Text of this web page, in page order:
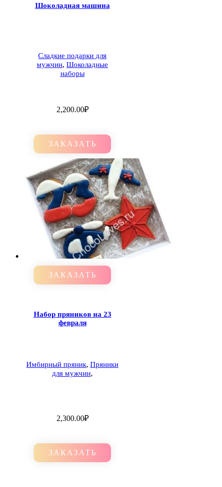
Шоколадная машина
Сладкие подарки для
мужчин, Шоколадные
наборы
2,200.00₽
ЗАКАЗАТЬ
ЗАКАЗАТЬ
Набор пряников на 23
февраля
Имбирный пряник, Пряники
для мужчин,
2,300.00₽
ЗАКАЗАТЬ